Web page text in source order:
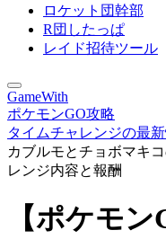
ロケット団幹部
R団したっぱ
レイド招待ツール
GameWith
ポケモンGO攻略
タイムチャレンジの最
カブルモとチョボマキ
レンジ内容と報酬
【ポケモ